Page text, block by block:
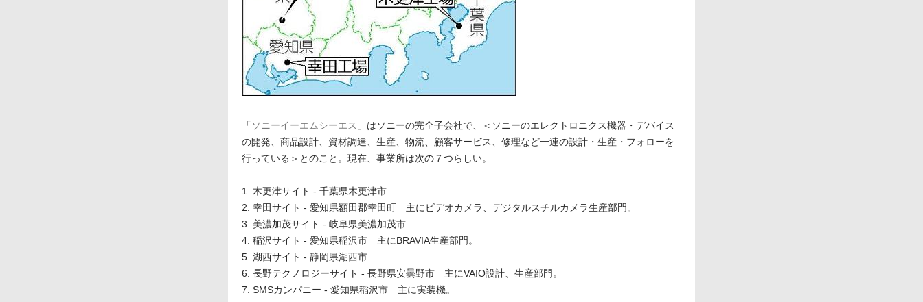
「 ソニーイーエムシーエス 」はソニーの完全子会社で、＜ソニーのエレクトロニクス機器・デバイス
の開発、商品設計、資材調達、生産、物流、顧客サービス、修理など一連の設計・生産・フォローを
行っている＞とのこと。現在、事業所は次の７つらしい。
1. 木更津サイト - 千葉県木更津市
2. 幸田サイト - 愛知県額田郡幸田町 主にビデオカメラ、デジタルスチルカメラ生産部門。
3. 美濃加茂サイト - 岐阜県美濃加茂市
4. 稲沢サイト - 愛知県稲沢市 主にBRAVIA生産部門。
5. 湖西サイト - 静岡県湖西市
6. 長野テクノロジーサイト - 長野県安曇野市 主にVAIO設計、生産部門。
7. SMSカンパニー - 愛知県稲沢市 主に実装機。